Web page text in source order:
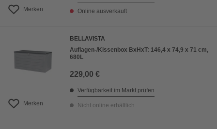
Merken Online ausverkauft
Merken
BELLAVISTA
Auflagen-/Kissenbox BxHxT: 146,4 x 74,9 x 71 cm,
680L
229,00 €
Verfügbarkeit im Markt prüfen
Nicht online erhältlich